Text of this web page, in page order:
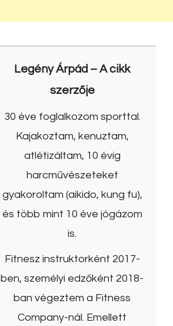
Legény Árpád – A cikk
szerzője
30 éve foglalkozom sporttal.
Kajakoztam, kenuztam,
atlétizáltam, 10 évig
harcművészeteket
gyakoroltam (aikido, kung fu),
és több mint 10 éve jógázom
is.
Fitnesz instruktorként 2017-
ben, személyi edzőként 2018-
ban végeztem a Fitness
Company-nál. Emellett